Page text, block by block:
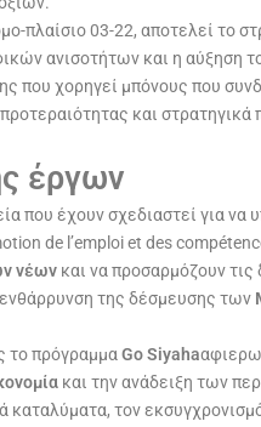
πλαίσιο 03-22, αποτελεί το
ανισοτήτων και η
χορηγεί μπόνους που
και
έργων
που έχουν σχεδιαστεί για
de l’emploi et des
νέων και να προσαρμόζουν
της δέσμευσης των
το πρόγραμμα Go Siyaha
και την ανάδειξη των
καταλύματα, τον